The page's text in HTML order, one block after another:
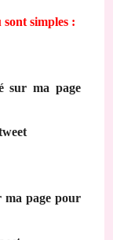
sont simples :
sur ma page
ma page pour